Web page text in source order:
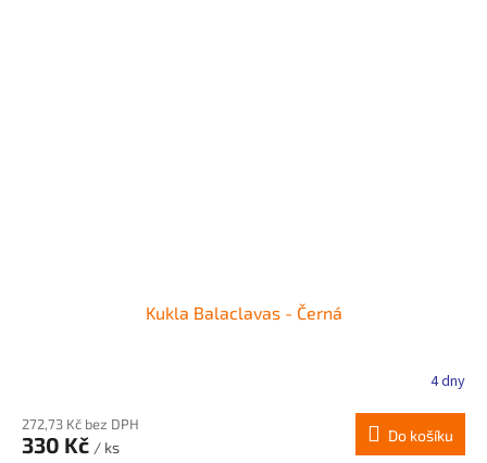
Kukla Balaclavas - Černá
4 dny
272,73 Kč bez DPH
330 Kč / ks
Do košíku